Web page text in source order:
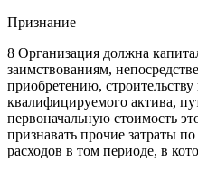
Признание
8 Организация должна
заимствованиям,
приобретению,
квалифицируемого актива,
первоначальную стоимость
признавать прочие затраты
расходов в том периоде, в